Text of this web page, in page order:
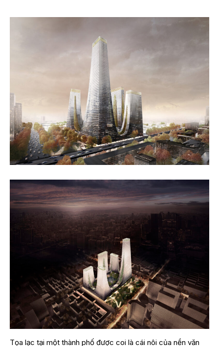
Tọa lạc tại một thành phố được coi là cái nôi của nền văn